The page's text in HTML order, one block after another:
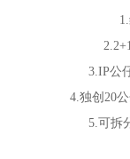
3.IP公
4.独创20
5.可拆